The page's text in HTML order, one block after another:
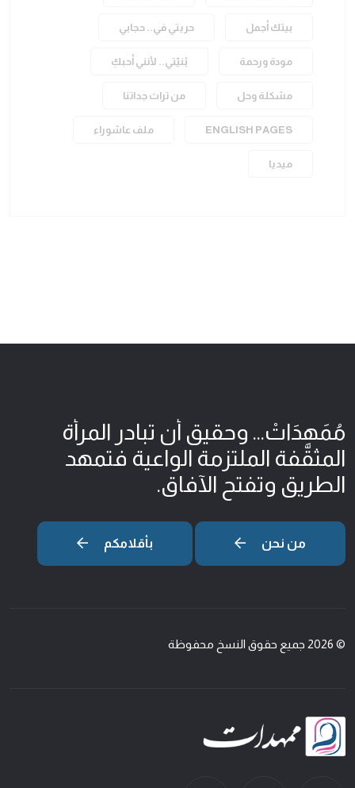
بيتك أجمل حريتي في.. حجابي
مودة ورحمة بُنيّتي.. لأنني أحبكِ
مشكلة وحل من تراث جداتنا
ENGLISH PAGES ملف عاشوراء
ميديا
مُمَهِدَاتْ... وحقيق أن تبادر المرأة
المثقّفة الملتزمة الواعية فتمهد
الطريق وتفتح الآفاق.
من نحن بأقلامكم
© 2026 جميع حقوق النسخ محفوظة